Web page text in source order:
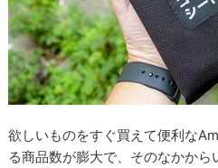
欲しいものをすぐ買えて便利な
る商品数が膨大で、そのなかか